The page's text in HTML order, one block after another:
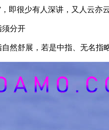
很少有人深讲，又人云亦云
分开
舒展，若是中指、无名指略